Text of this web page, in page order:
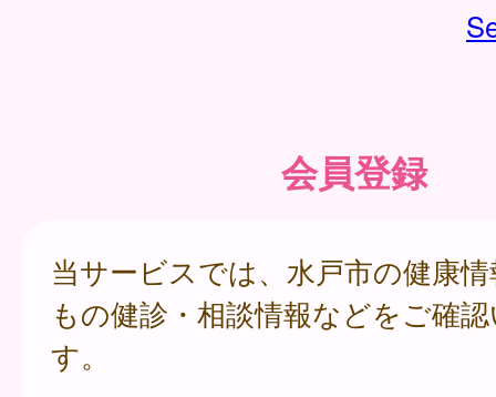
会員登録
当サービスでは、水戸市の健康
もの健診・相談情報などをご確
す。